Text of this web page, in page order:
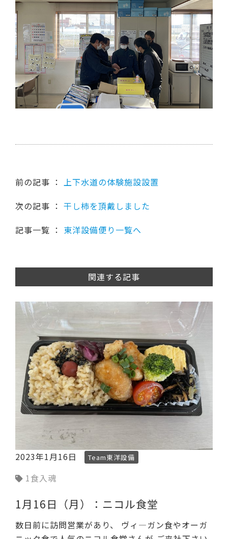
前の記事 ： 上下水道の体験施設設置
次の記事 ： 干し柿を頂戴しました
記事一覧 ： 東洋設備便り一覧へ
関連する記事
2023年1月16日 Team東洋設備
1食入魂
1月16日（月）：ニコル食堂
数日前に訪問営業があり、 ヴィ―ガン食やオーガ